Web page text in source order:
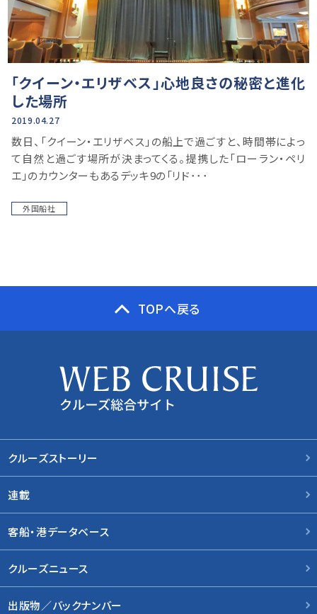
「クイーン・エリザベス」心地良さの秘密と進化
した場所
2019.04.27
数日、「クイーン・エリザベス」の船上で過ごすと、時間帯によっ
て自然と過ごす場所が決まってくる。提携した「ローラン・ペリ
エ」のカウンターもあるデッキ9の「リド･･･
外国船社
TOPへ戻る
クルーズストーリー
連載
客船・港データベース
クルーズニュース
出版物／バックナンバー